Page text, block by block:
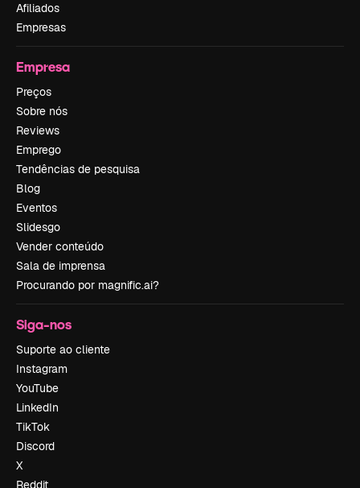
Afiliados
Empresas
Empresa
Preços
Sobre nós
Reviews
Emprego
Tendências de pesquisa
Blog
Eventos
Slidesgo
Vender conteúdo
Sala de imprensa
Procurando por magnific.ai?
Siga-nos
Suporte ao cliente
Instagram
YouTube
LinkedIn
TikTok
Discord
X
Reddit